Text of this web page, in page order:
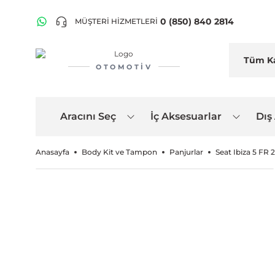
MÜŞTERİ HİZMETLERİ 0 (850) 840 2814
OTOMOTIV
Aracını Seç İç Aksesuarlar
Anasayfa Body Kit ve Tampon Panjurlar Seat Ibiza 5 FR